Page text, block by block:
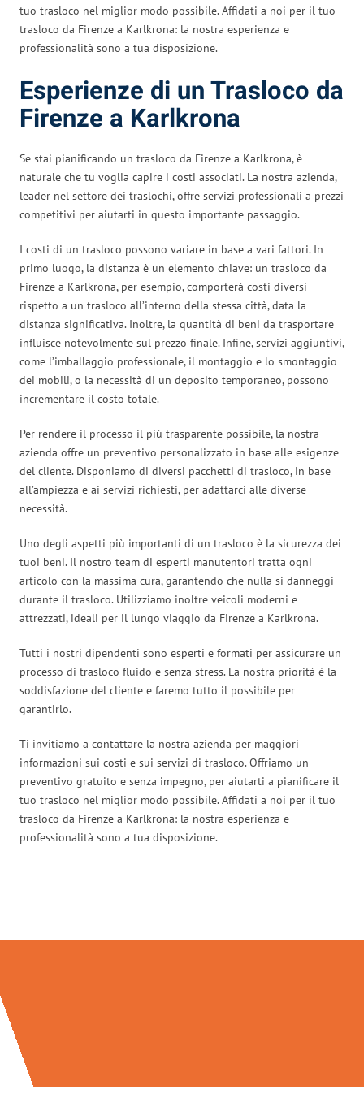
tuo trasloco nel miglior modo possibile. Affidati a noi per il tuo
trasloco da Firenze a Karlkrona: la nostra esperienza e
professionalità sono a tua disposizione.
Esperienze di un Trasloco da
Firenze a Karlkrona
Se stai pianificando un trasloco da Firenze a Karlkrona, è
naturale che tu voglia capire i costi associati. La nostra azienda,
leader nel settore dei traslochi, offre servizi professionali a prezzi
competitivi per aiutarti in questo importante passaggio.
I costi di un trasloco possono variare in base a vari fattori. In
primo luogo, la distanza è un elemento chiave: un trasloco da
Firenze a Karlkrona, per esempio, comporterà costi diversi
rispetto a un trasloco all’interno della stessa città, data la
distanza significativa. Inoltre, la quantità di beni da trasportare
influisce notevolmente sul prezzo finale. Infine, servizi aggiuntivi,
come l’imballaggio professionale, il montaggio e lo smontaggio
dei mobili, o la necessità di un deposito temporaneo, possono
incrementare il costo totale.
Per rendere il processo il più trasparente possibile, la nostra
azienda offre un preventivo personalizzato in base alle esigenze
del cliente. Disponiamo di diversi pacchetti di trasloco, in base
all’ampiezza e ai servizi richiesti, per adattarci alle diverse
necessità.
Uno degli aspetti più importanti di un trasloco è la sicurezza dei
tuoi beni. Il nostro team di esperti manutentori tratta ogni
articolo con la massima cura, garantendo che nulla si danneggi
durante il trasloco. Utilizziamo inoltre veicoli moderni e
attrezzati, ideali per il lungo viaggio da Firenze a Karlkrona.
Tutti i nostri dipendenti sono esperti e formati per assicurare un
processo di trasloco fluido e senza stress. La nostra priorità è la
soddisfazione del cliente e faremo tutto il possibile per
garantirlo.
Ti invitiamo a contattare la nostra azienda per maggiori
informazioni sui costi e sui servizi di trasloco. Offriamo un
preventivo gratuito e senza impegno, per aiutarti a pianificare il
tuo trasloco nel miglior modo possibile. Affidati a noi per il tuo
trasloco da Firenze a Karlkrona: la nostra esperienza e
professionalità sono a tua disposizione.